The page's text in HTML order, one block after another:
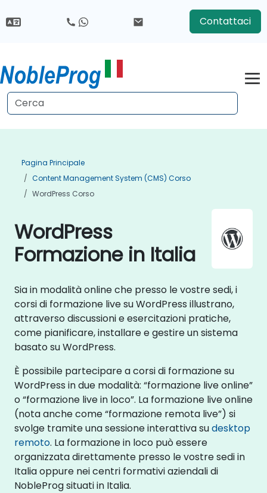
Contattaci
Pagina Principale
Content Management System (CMS) Corso
WordPress Corso
WordPress
Formazione in Italia
Sia in modalità online che presso le vostre sedi, i
corsi di formazione live su WordPress illustrano,
attraverso discussioni e esercitazioni pratiche,
come pianificare, installare e gestire un sistema
basato su WordPress.
È possibile partecipare a corsi di formazione su
WordPress in due modalità: “formazione live online”
o “formazione live in loco”. La formazione live online
(nota anche come “formazione remota live”) si
svolge tramite una sessione interattiva sudesktop
remoto. La formazione in loco può essere
organizzata direttamente presso le vostre sedi in
Italia oppure nei centri formativi aziendali di
NobleProg situati in Italia.